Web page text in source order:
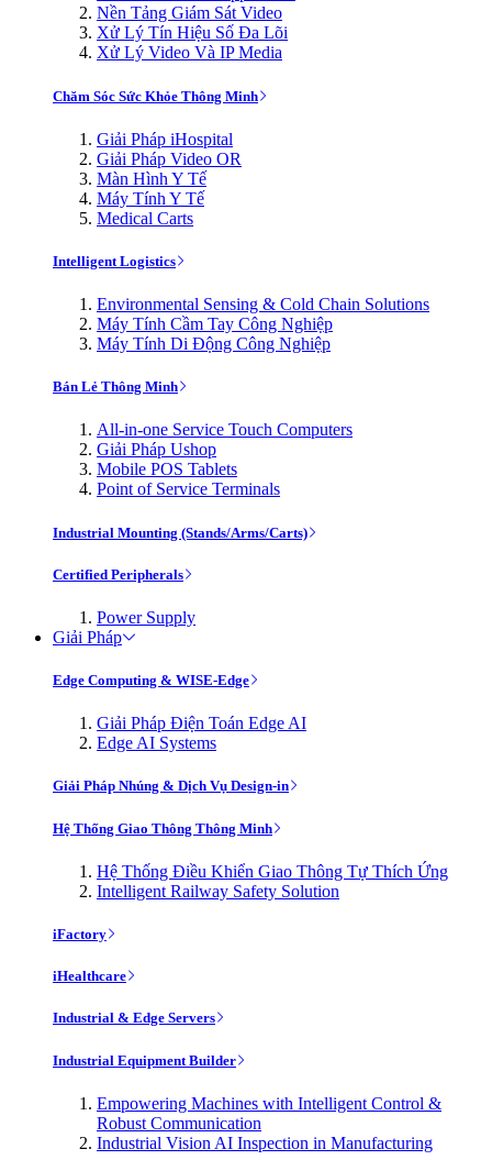
Nền Tảng Giám Sát Video
Xử Lý Tín Hiệu Số Đa Lõi
Xử Lý Video Và IP Media
Chăm Sóc Sức Khỏe Thông Minh
Giải Pháp iHospital
Giải Pháp Video OR
Màn Hình Y Tế
Máy Tính Y Tế
Medical Carts
Intelligent Logistics
Environmental Sensing & Cold Chain Solutions
Máy Tính Cầm Tay Công Nghiệp
Máy Tính Di Động Công Nghiệp
Bán Lẻ Thông Minh
All-in-one Service Touch Computers
Giải Pháp Ushop
Mobile POS Tablets
Point of Service Terminals
Industrial Mounting (Stands/Arms/Carts)
Certified Peripherals
Power Supply
Giải Pháp
Edge Computing & WISE-Edge
Giải Pháp Điện Toán Edge AI
Edge AI Systems
Giải Pháp Nhúng & Dịch Vụ Design-in
Hệ Thống Giao Thông Thông Minh
Hệ Thống Điều Khiển Giao Thông Tự Thích Ứng
Intelligent Railway Safety Solution
iFactory
iHealthcare
Industrial & Edge Servers
Industrial Equipment Builder
Empowering Machines with Intelligent Control &
Robust Communication
Industrial Vision AI Inspection in Manufacturing